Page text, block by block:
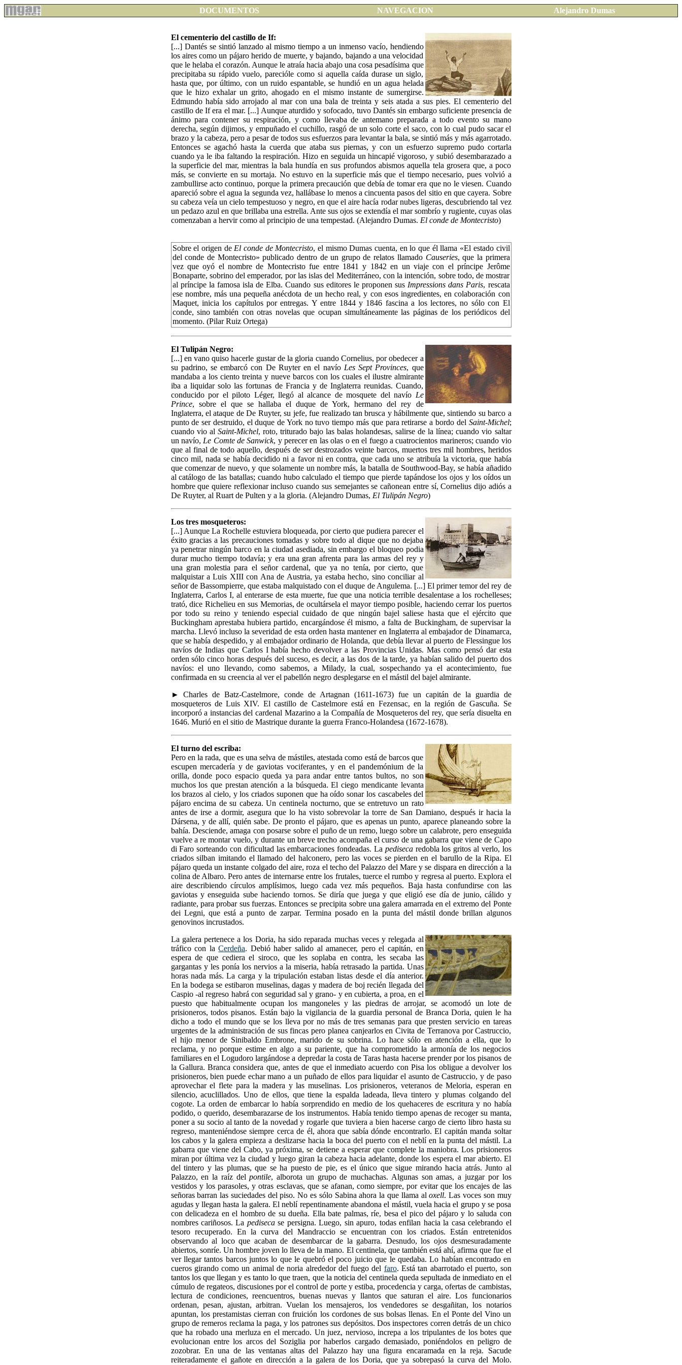
DOCUMENTOS NAVEGACION Alejandro Dumas
El cementerio del castillo de If:
[...] Dantés se sintió lanzado al mismo tiempo a un inmenso vacío, hendiendo
los aires como un pájaro herido de muerte, y bajando, bajando a una velocidad
que le helaba el corazón. Aunque le atraía hacia abajo una cosa pesadísima que
precipitaba su rápido vuelo, parecióle como si aquella caída durase un siglo,
hasta que, por último, con un ruido espantable, se hundió en un agua helada
que le hizo exhalar un grito, ahogado en el mismo instante de sumergirse.
Edmundo había sido arrojado al mar con una bala de treinta y seis atada a sus pies. El cementerio del
castillo de If era el mar. [...] Aunque aturdido y sofocado, tuvo Dantés sin embargo suficiente presencia de
ánimo para contener su respiración, y como llevaba de antemano preparada a todo evento su mano
derecha, según dijimos, y empuñado el cuchillo, rasgó de un solo corte el saco, con lo cual pudo sacar el
brazo y la cabeza, pero a pesar de todos sus esfuerzos para levantar la bala, se sintió más y más agarrotado.
Entonces se agachó hasta la cuerda que ataba sus piernas, y con un esfuerzo supremo pudo cortarla
cuando ya le iba faltando la respiración. Hizo en seguida un hincapié vigoroso, y subió desembarazado a
la superficie del mar, mientras la bala hundía en sus profundos abismos aquella tela grosera que, a poco
más, se convierte en su mortaja. No estuvo en la superficie más que el tiempo necesario, pues volvió a
zambullirse acto continuo, porque la primera precaución que debía de tomar era que no le viesen. Cuando
apareció sobre el agua la segunda vez, hallábase lo menos a cincuenta pasos del sitio en que cayera. Sobre
su cabeza veía un cielo tempestuoso y negro, en que el aire hacía rodar nubes ligeras, descubriendo tal vez
un pedazo azul en que brillaba una estrella. Ante sus ojos se extendía el mar sombrío y rugiente, cuyas olas
comenzaban a hervir como al principio de una tempestad. (Alejandro Dumas. El conde de Montecristo)
Sobre el origen de El conde de Montecristo, el mismo Dumas cuenta, en lo que él llama «El estado civil
del conde de Montecristo» publicado dentro de un grupo de relatos llamado Causeries, que la primera
vez que oyó el nombre de Montecristo fue entre 1841 y 1842 en un viaje con el príncipe Jerôme
Bonaparte, sobrino del emperador, por las islas del Mediterráneo, con la intención, sobre todo, de mostrar
al príncipe la famosa isla de Elba. Cuando sus editores le proponen sus Impressions dans Paris, rescata
ese nombre, más una pequeña anécdota de un hecho real, y con esos ingredientes, en colaboración con
Maquet, inicia los capítulos por entregas. Y entre 1844 y 1846 fascina a los lectores, no sólo con El
conde, sino también con otras novelas que ocupan simultáneamente las páginas de los periódicos del
momento. (Pilar Ruiz Ortega)
El Tulipán Negro:
[...] en vano quiso hacerle gustar de la gloria cuando Cornelius, por obedecer a
su padrino, se embarcó con De Ruyter en el navío Les Sept Provinces, que
mandaba a los ciento treinta y nueve barcos con los cuales el ilustre almirante
iba a liquidar solo las fortunas de Francia y de Inglaterra reunidas. Cuando,
conducido por el piloto Léger, llegó al alcance de mosquete del navío Le
Prince, sobre el que se hallaba el duque de York, hermano del rey de
Inglaterra, el ataque de De Ruyter, su jefe, fue realizado tan brusca y hábilmente que, sintiendo su barco a
punto de ser destruido, el duque de York no tuvo tiempo más que para retirarse a bordo del Saint-Michel;
cuando vio al Saint-Michel, roto, triturado bajo las balas holandesas, salirse de la línea; cuando vio saltar
un navío, Le Comte de Sanwick, y perecer en las olas o en el fuego a cuatrocientos marineros; cuando vio
que al final de todo aquello, después de ser destrozados veinte barcos, muertos tres mil hombres, heridos
cinco mil, nada se había decidido ni a favor ni en contra, que cada uno se atribuía la victoria, que había
que comenzar de nuevo, y que solamente un nombre más, la batalla de Southwood-Bay, se había añadido
al catálogo de las batallas; cuando hubo calculado el tiempo que pierde tapándose los ojos y los oídos un
hombre que quiere reflexionar incluso cuando sus semejantes se cañonean entre sí, Cornelius dijo adiós a
De Ruyter, al Ruart de Pulten y a la gloria. (Alejandro Dumas, El Tulipán Negro)
Los tres mosqueteros:
[...] Aunque La Rochelle estuviera bloqueada, por cierto que pudiera parecer el
éxito gracias a las precauciones tomadas y sobre todo al dique que no dejaba
ya penetrar ningún barco en la ciudad asediada, sin embargo el bloqueo podia
durar mucho tiempo todavía; y era una gran afrenta para las armas del rey y
una gran molestia para el señor cardenal, que ya no tenía, por cierto, que
malquistar a Luis XIII con Ana de Austria, ya estaba hecho, sino conciliar al
señor de Bassompierre, que estaba malquistado con el duque de Angulema. [...] El primer temor del rey de
Inglaterra, Carlos I, al enterarse de esta muerte, fue que una noticia terrible desalentase a los rochelleses;
trató, dice Richelieu en sus Memorias, de ocultársela el mayor tiempo posible, haciendo cerrar los puertos
por todo su reino y teniendo especial cuidado de que ningún bajel saliese hasta que el ejército que
Buckingham aprestaba hubiera partido, encargándose él mismo, a falta de Buckingham, de supervisar la
marcha. Llevó incluso la severidad de esta orden hasta mantener en Inglaterra al embajador de Dinamarca,
que se había despedido, y al embajador ordinario de Holanda, que debía llevar al puerto de Flessingue los
navíos de Indias que Carlos I había hecho devolver a las Provincias Unidas. Mas como pensó dar esta
orden sólo cinco horas después del suceso, es decir, a las dos de la tarde, ya habían salido del puerto dos
navíos: el uno llevando, como sabemos, a Milady, la cual, sospechando ya el acontecimiento, fue
confirmada en su creencia al ver el pabellón negro desplegarse en el mástil del bajel almirante.
► Charles de Batz-Castelmore, conde de Artagnan (1611-1673) fue un capitán de la guardia de
mosqueteros de Luis XIV. El castillo de Castelmore está en Fezensac, en la región de Gascuña. Se
incorporó a instancias del cardenal Mazarino a la Compañía de Mosqueteros del rey, que sería disuelta en
1646. Murió en el sitio de Mastrique durante la guerra Franco-Holandesa (1672-1678).
El turno del escriba:
Pero en la rada, que es una selva de mástiles, atestada como está de barcos que
escupen mercadería y de gaviotas vociferantes, y en el pandemónium de la
orilla, donde poco espacio queda ya para andar entre tantos bultos, no son
muchos los que prestan atención a la búsqueda. El ciego mendicante levanta
los brazos al cielo, y los criados suponen que ha oído sonar los cascabeles del
pájaro encima de su cabeza. Un centinela nocturno, que se entretuvo un rato
antes de irse a dormir, asegura que lo ha visto sobrevolar la torre de San Damiano, después ir hacia la
Dársena, y de allí, quién sabe. De pronto el pájaro, que es apenas un punto, aparece planeando sobre la
bahía. Desciende, amaga con posarse sobre el puño de un remo, luego sobre un calabrote, pero enseguida
vuelve a re montar vuelo, y durante un breve trecho acompaña el curso de una gabarra que viene de Capo
di Faro sorteando con dificultad las embarcaciones fondeadas. La pedisecaredobla los gritos al verlo, los
criados silban imitando el llamado del halconero, pero las voces se pierden en el barullo de la Ripa. El
pájaro queda un instante colgado del aire, roza el techo del Palazzo del Mare y se dispara en dirección a la
colina de Albaro. Pero antes de internarse entre los frutales, tuerce el rumbo y regresa al puerto. Explora el
aire describiendo círculos amplísimos, luego cada vez más pequeños. Baja hasta confundirse con las
gaviotas y enseguida sube haciendo tornos. Se diría que juega y que eligió ese día de junio, cálido y
radiante, para probar sus fuerzas. Entonces se precipita sobre una galera amarrada en el extremo del Ponte
dei Legni, que está a punto de zarpar. Termina posado en la punta del mástil donde brillan algunos
genovinos incrustados.
La galera pertenece a los Doria, ha sido reparada muchas veces y relegada al
tráfico con laCerdeña. Debió haber salido al amanecer, pero el capitán, en
espera de que cediera el siroco, que les soplaba en contra, les secaba las
gargantas y les ponía los nervios a la miseria, había retrasado la partida. Unas
horas nada más. La carga y la tripulación estaban listas desde el día anterior.
En la bodega se estibaron muselinas, dagas y madera de boj recién llegada del
Caspio -al regreso habrá con seguridad sal y grano- y en cubierta, a proa, en el
puesto que habitualmente ocupan los mangoneles y las piedras de arrojar, se acomodó un lote de
prisioneros, todos pisanos. Están bajo la vigilancia de la guardia personal de Branca Doria, quien le ha
dicho a todo el mundo que se los lleva por no más de tres semanas para que presten servicio en tareas
urgentes de la administración de sus fincas pero planea canjearlos en Civita de Terranova por Castruccio,
el hijo menor de Sinibaldo Embrone, marido de su sobrina. Lo hace sólo en atención a ella, que lo
reclama, y no porque estime en algo a su pariente, que ha comprometido la armonía de los negocios
familiares en el Logudoro largándose a depredar la costa de Taras hasta hacerse prender por los pisanos de
la Gallura. Branca considera que, antes de que el inmediato acuerdo con Pisa los obligue a devolver los
prisioneros, bien puede echar mano a un puñado de ellos para liquidar el asunto de Castruccio, y de paso
aprovechar el flete para la madera y las muselinas. Los prisioneros, veteranos de Meloria, esperan en
silencio, acuclillados. Uno de ellos, que tiene la espalda ladeada, lleva tintero y plumas colgando del
cogote. La orden de embarcar lo había sorprendido en medio de los quehaceres de escritura y no había
podido, o querido, desembarazarse de los instrumentos. Había tenido tiempo apenas de recoger su manta,
poner a su socio al tanto de la novedad y rogarle que tuviera a bien hacerse cargo de cierto libro hasta su
regreso, manteniéndose siempre cerca de él, ahora que sabía dónde encontrarlo. El capitán manda soltar
los cabos y la galera empieza a deslizarse hacia la boca del puerto con el neblí en la punta del mástil. La
gabarra que viene del Cabo, ya próxima, se detiene a esperar que complete la maniobra. Los prisioneros
miran por última vez la ciudad y luego giran la cabeza hacia adelante, donde los espera el mar abierto. El
del tintero y las plumas, que se ha puesto de pie, es el único que sigue mirando hacia atrás. Junto al
Palazzo, en la raíz delpontile, alborota un grupo de muchachas. Algunas son amas, a juzgar por los
vestidos y los parasoles, y otras esclavas, que se afanan, como siempre, por evitar que los encajes de las
señoras barran las suciedades del piso. No es sólo Sabina ahora la que llama aloxell. Las voces son muy
agudas y llegan hasta la galera. El neblí repentinamente abandona el mástil, vuela hacia el grupo y se posa
con delicadeza en el hombro de su dueña. Ella bate palmas, ríe, besa el pico del pájaro y lo saluda con
nombres cariñosos. La pedisecase persigna. Luego, sin apuro, todas enfilan hacia la casa celebrando el
tesoro recuperado. En la curva del Mandraccio se encuentran con los criados. Están entretenidos
observando al loco que acaban de desembarcar de la gabarra. Desnudo, los ojos desmesuradamente
abiertos, sonríe. Un hombre joven lo lleva de la mano. El centinela, que también está ahí, afirma que fue el
ver llegar tantos barcos juntos lo que le quebró el poco juicio que le quedaba. Lo habían encontrado en
cueros girando como un animal de noria alrededor del fuego del faro. Está tan abarrotado el puerto, son
tantos los que llegan y es tanto lo que traen, que la noticia del centinela queda sepultada de inmediato en el
cúmulo de regateos, discusiones por el control de porte y estiba, procedencia y carga, ofertas de cambistas,
lectura de condiciones, reencuentros, buenas nuevas y llantos que saturan el aire. Los funcionarios
ordenan, pesan, ajustan, arbitran. Vuelan los mensajeros, los vendedores se desgañitan, los notarios
apuntan, los prestamistas cierran con fruición los cordones de sus bolsas llenas. En el Ponte del Vino un
grupo de remeros reclama la paga, y los patrones sus depósitos. Dos inspectores corren detrás de un chico
que ha robado una merluza en el mercado. Un juez, nervioso, increpa a los tripulantes de los botes que
evolucionan entre los arcos del Soziglia por haberlos cargado demasiado, poniéndolos en peligro de
zozobrar. En una de las ventanas altas del Palazzo hay una figura encaramada en la reja. Sacude
reiteradamente el gañote en dirección a la galera de los Doria, que ya sobrepasó la curva del Molo.